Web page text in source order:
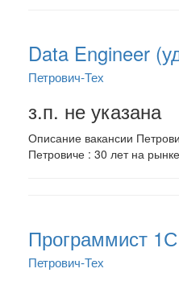
Data Engineer
Петрович-Тех
з.п. не указана
Описание вакансии
Петровиче : 30 лет на
Программист
Петрович-Тех